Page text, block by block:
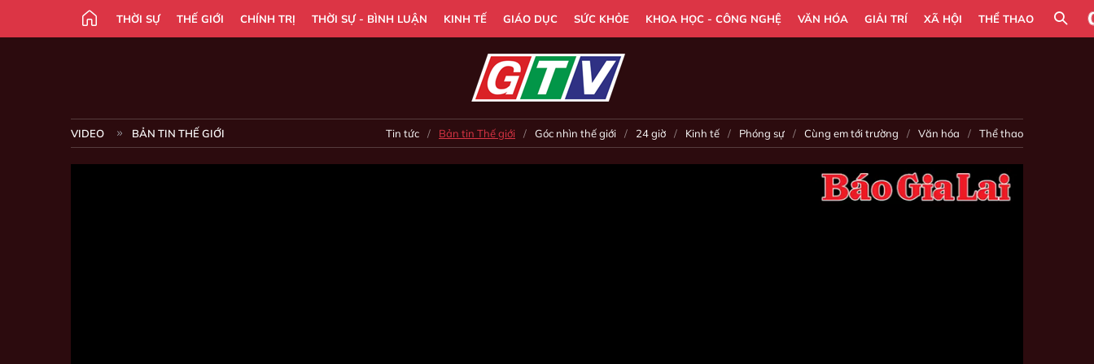
THỜI SỰ THẾ GIỚI CHÍNH TRỊ THỜI SỰ - BÌNH LUẬN KINH TẾ GIÁO DỤC SỨC KHỎE KHOA HỌC - CÔNG NGHỆ VĂN HÓA GIẢI TRÍ XÃ HỘI THỂ THAO
VIDEO BẢN TIN THẾ GIỚI Tin tức Bản tin Thế giới Góc nhìn thế giới 24 giờ Kinh tế Phóng sự Cùng em tới trường Văn hóa Thể thao